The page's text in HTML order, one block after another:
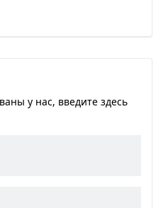
у нас, введите здесь